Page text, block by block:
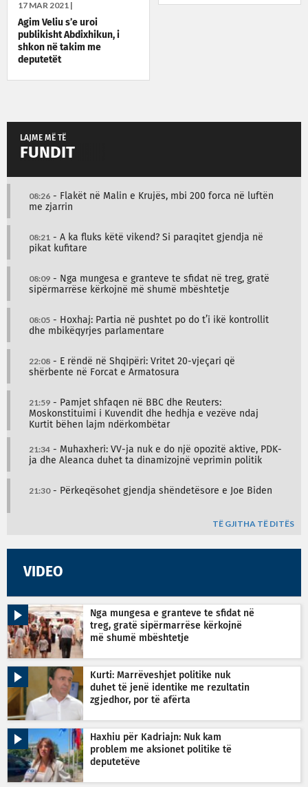
17 MAR 2021 |
Agim Veliu s’e uroi
publikisht Abdixhikun, i
shkon në takim me
deputetët
LAJME MË TË
FUNDIT
08:26 - Flakët në Malin e Krujës, mbi 200 forca në luftën
me zjarrin
08:21 - A ka fluks këtë vikend? Si paraqitet gjendja në
pikat kufitare
08:09 - Nga mungesa e granteve te sfidat në treg, gratë
sipërmarrëse kërkojnë më shumë mbështetje
08:05 - Hoxhaj: Partia në pushtet po do t’i ikë kontrollit
dhe mbikëqyrjes parlamentare
22:08 - E rëndë në Shqipëri: Vritet 20-vjeçari që
shërbente në Forcat e Armatosura
21:59 - Pamjet shfaqen në BBC dhe Reuters:
Moskonstituimi i Kuvendit dhe hedhja e vezëve ndaj
Kurtit bëhen lajm ndërkombëtar
21:34 - Muhaxheri: VV-ja nuk e do një opozitë aktive, PDK-
ja dhe Aleanca duhet ta dinamizojnë veprimin politik
21:30- Përkeqësohet gjendja shëndetësore e Joe Biden
TË GJITHA TË DITËS
VIDEO
Nga mungesa e granteve te sfidat në
treg, gratë sipërmarrëse kërkojnë
më shumë mbështetje
Kurti: Marrëveshjet politike nuk
duhet të jenë identike me rezultatin
zgjedhor, por të afërta
Haxhiu për Kadriajn: Nuk kam
problem me aksionet politike të
deputetëve